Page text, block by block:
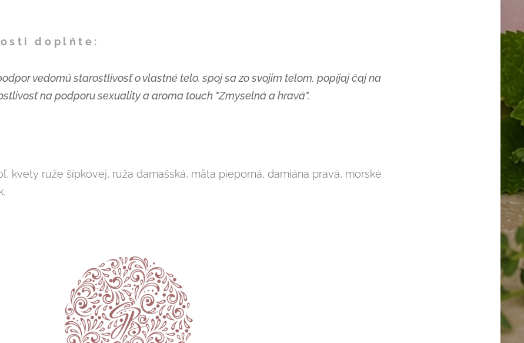
doplňte:
vedomú starostlivosť o vlastné telo, spoj sa zo svojim telom, popíjaj čaj na
na podporu sexuality a aroma touch "Zmyselná a hravá".
kvety ruže šípkovej, ruža damašská, mäta pieporná, damiána pravá, morské